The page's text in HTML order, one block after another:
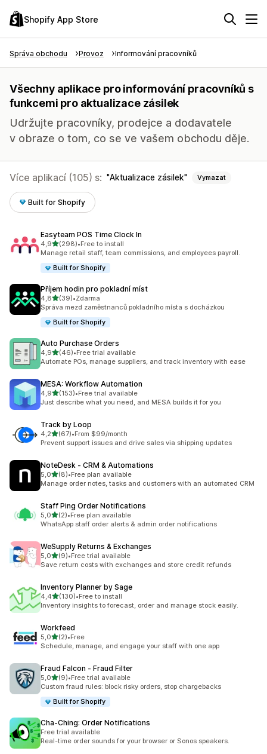
Shopify App Store
Správa obchodu Provoz Informování pracovníků
Všechny aplikace pro informování pracovníků s
funkcemi pro aktualizace zásilek
Udržujte pracovníky, prodejce a dodavatele
v obraze o tom, co se ve vašem obchodu děje.
Více aplikací (105) s: Aktualizace zásilek Vymazat
Built for Shopify
Easyteam POS Time Clock In
4,9z 5 hvězd
(298)
Celkový počet recenzí: 298
•Free to install
Manage retail staff, team commissions, and employees payroll.
Built for Shopify
Příjem hodin pro pokladní míst
4,8z 5 hvězd
(39)
Celkový počet recenzí: 39
•Zdarma
Správa mezd zaměstnanců pokladního místa s docházkou
Built for Shopify
Auto Purchase Orders
4,9z 5 hvězd
(46)
Celkový počet recenzí: 46
•Free trial available
Automate POs, manage suppliers, and track inventory with ease
MESA: Workflow Automation
4,9z 5 hvězd
(153)
Celkový počet recenzí: 153
•Free trial available
Just describe what you need, and MESA builds it for you
Track by Loop
4,2z 5 hvězd
(67)
Celkový počet recenzí: 67
•From $99/month
Prevent support issues and drive sales via shipping updates
NoteDesk ‑ CRM & Automations
5,0z 5 hvězd
(8)
Celkový počet recenzí: 8
•Free plan available
Manage order notes, tasks and customers with an automated CRM
Staff Ping Order Notifications
5,0z 5 hvězd
(2)
Celkový počet recenzí: 2
•Free plan available
WhatsApp staff order alerts & admin order notifications
WeSupply Returns & Exchanges
5,0z 5 hvězd
(9)
Celkový počet recenzí: 9
•Free trial available
Save return costs with exchanges and store credit refunds
Inventory Planner by Sage
4,4z 5 hvězd
(130)
Celkový počet recenzí: 130
•Free to install
Inventory insights to forecast, order and manage stock easily.
Workfeed
5,0z 5 hvězd
(2)
Celkový počet recenzí: 2
•Free
Schedule, manage, and engage your staff with one app
Fraud Falcon ‑ Fraud Filter
5,0z 5 hvězd
(9)
Celkový počet recenzí: 9
•Free trial available
Custom fraud rules: block risky orders, stop chargebacks
Built for Shopify
Cha‑Ching: Order Notifications
Free trial available
Real-time order sounds for your browser or Sonos speakers.